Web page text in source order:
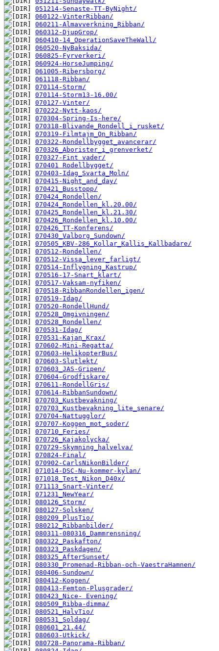
051214-Senaste-TT-ByNight/
060122-VinterRibban/
060211-Almavverkning_Ribban/
060312-DjupGrop/
060410-14_OperationSaveTheWall/
060520-NyBaksida/
060825-Fyrverkeri/
060924-HorseJumping/
061005-Ribersborg/
061118-Ribban/
070114-Storm/
070114-Storm13-16.00/
070127-Vinter/
070222-Nytt-kaos/
070304-Spring-Is-here/
070318-Blivande_Rondell_i_rusket/
070319-Filmtajm_On_Ribban/
070322-Rondellbygget_avancerar/
070326_Aborister_i_grenverket/
070327-Fint vader/
070401 Rodellbygget/
070403-Idag_Svarta_Moln/
070415-Night_and_day/
070421_Busstopp/
070424_Rondellen/
070424_Rondellen_kl.20.00/
070425_Rondellen_kl.21.30/
070426_Rondellen_kl.10.00/
070426_TT-Konferens/
070430_Valborg_Sundown/
070505_KBV-286_Kollar_Kallis_Kallbadare/
070512-Rondellen/
070512-Vissa_lever_farligt/
070514-Inflygning_Kastrup/
070516-17-Snart_klart/
070517-Vaksam-nyfiken/
070518-RibbanRondellen_igen/
070519-Idag/
070520-RondellHund/
070528_Omgivningen/
070528_Rondellen/
070531-Idag/
070531-Kajan_Krax/
070602-Mini-Regatta/
070603-HelikopterBus/
070603-Slutlekt/
070603_JAS-Gripen/
070604-Grodfiskare/
070611-RondellGris/
070614-RibbanSundown/
070703_Kustbevakning/
070703_Kustbevakning_lite_senare/
070704-Nattugglor/
070707-Koggen_mot_soder/
070710_Feries/
070726_Kajakolycka/
070729-Skymning_halvelva/
070824-Final/
070902-CarlsNikonBilder/
071014-DSC-Nu-kommer-kylan/
071018_Test_Nikon_D40x/
071113_Snart-Vinter/
071231_NewYear/
080126_Storm/
080127-Solsken/
080209_PlusTio/
080212_Ribbanbilder/
080311-080316_Dammrensning/
080322_Paskafton/
080323_Paskdagen/
080325_AfterSunset/
080330_Promenad-Ribban-och-VaestraHamnen/
080406-Sundown/
080412-Koggen/
080413-Femton-Plusgrader/
080423_Nice- Evening/
080509_Ribba-dimma/
080521_HalvTio/
080531_Soldag/
080601_21.44/
080603-Utkick/
080728-Panorama-Ribban/